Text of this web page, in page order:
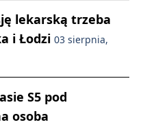
lekarską trzeba
i Łodzi 03 sierpnia,
S5 pod
osoba